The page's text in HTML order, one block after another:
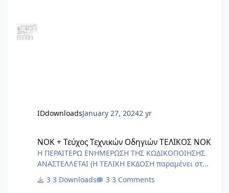
IDdownloadsJanuary 27, 20242 yr
ΝΟΚ + Τεύχος Τεχνικών Οδηγιών ΤΕΛΙΚΟΣ ΝΟΚ
Η ΠΕΡΑΙΤΕΡΩ ΕΝΗΜΕΡΩΣΗ ΤΗΣ ΚΩΔΙΚΟΠΟΙΗΣΗΣ
ΑΝΑΣΤΕΛΛΕΤΑΙ (Η ΤΕΛΙΚΗ ΕΚΔΟΣΗ παραμένει στα
ΑΡΙΣΤΟΤΕΛΗΣ - Ρητορική (1375b) - “οὐδὲν
3 Downloads 3 Comments